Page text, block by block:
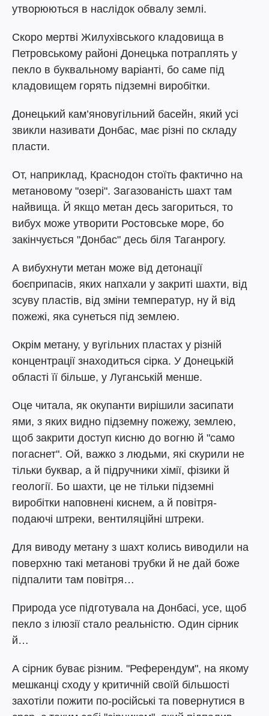
утворюються в наслідок обвалу землі.
Скоро мертві Жилухівського кладовища в
Петровському районі Донецька потраплять у
пекло в буквальному варіанті, бо саме під
кладовищем горять підземні виробітки.
Донецький кам’яновугільний басейн, який усі
звикли називати Донбас, має різні по складу
пласти.
От, наприклад, Краснодон стоїть фактично на
метановому "озері". Загазованість шахт там
найвища. Й якщо метан десь загориться, то
вибух може утворити Ростовське море, бо
закінчується "Донбас" десь біля Таганрогу.
А вибухнути метан може від детонації
боєприпасів, яких напхали у закриті шахти, від
зсуву пластів, від зміни температур, ну й від
пожежі, яка сунеться під землею.
Окрім метану, у вугільних пластах у різній
концентрації знаходиться сірка. У Донецькій
області її більше, у Луганській менше.
Оце читала, як окупанти вирішили засипати
ями, з яких видно підземну пожежу, землею,
щоб закрити доступ кисню до вогню й "само
погаснет". Ой, важко з людьми, які скурили не
тільки буквар, а й підручники хімії, фізики й
геології. Бо шахти, це не тільки підземні
виробітки наповнені киснем, а й повітря-
подаючі штреки, вентиляційні штреки.
Для виводу метану з шахт колись виводили на
поверхню такі метанові трубки й не дай боже
підпалити там повітря…
Природа усе підготувала на Донбасі, усе, щоб
пекло з ілюзії стало реальністю. Один сірник
й…
А сірник буває різним. "Референдум", на якому
мешканці сходу у критичній своїй більшості
захотіли пожити по-російські та повернутися в